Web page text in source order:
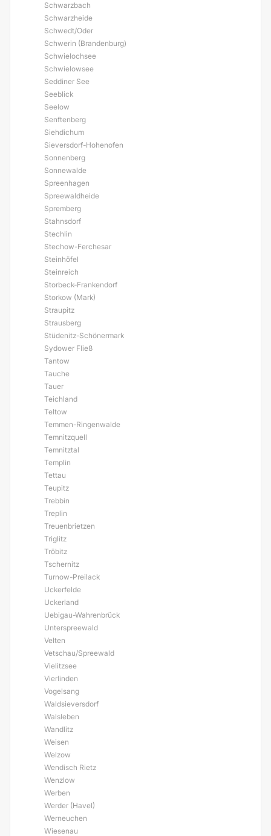
Schwarzbach
Schwarzheide
Schwedt/Oder
Schwerin (Brandenburg)
Schwielochsee
Schwielowsee
Seddiner See
Seeblick
Seelow
Senftenberg
Siehdichum
Sieversdorf-Hohenofen
Sonnenberg
Sonnewalde
Spreenhagen
Spreewaldheide
Spremberg
Stahnsdorf
Stechlin
Stechow-Ferchesar
Steinhöfel
Steinreich
Storbeck-Frankendorf
Storkow (Mark)
Straupitz
Strausberg
Stüdenitz-Schönermark
Sydower Fließ
Tantow
Tauche
Tauer
Teichland
Teltow
Temmen-Ringenwalde
Temnitzquell
Temnitztal
Templin
Tettau
Teupitz
Trebbin
Treplin
Treuenbrietzen
Triglitz
Tröbitz
Tschernitz
Turnow-Preilack
Uckerfelde
Uckerland
Uebigau-Wahrenbrück
Unterspreewald
Velten
Vetschau/Spreewald
Vielitzsee
Vierlinden
Vogelsang
Waldsieversdorf
Walsleben
Wandlitz
Weisen
Welzow
Wendisch Rietz
Wenzlow
Werben
Werder (Havel)
Werneuchen
Wiesenau